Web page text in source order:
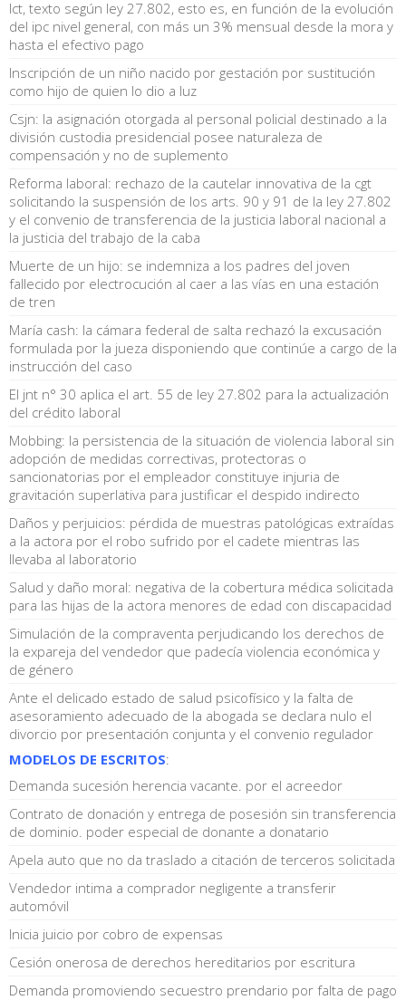
lct, texto según ley 27.802, esto es, en función de la evolución
del ipc nivel general, con más un 3% mensual desde la mora y
hasta el efectivo pago
Inscripción de un niño nacido por gestación por sustitución
como hijo de quien lo dio a luz
Csjn: la asignación otorgada al personal policial destinado a la
división custodia presidencial posee naturaleza de
compensación y no de suplemento
Reforma laboral: rechazo de la cautelar innovativa de la cgt
solicitando la suspensión de los arts. 90 y 91 de la ley 27.802
y el convenio de transferencia de la justicia laboral nacional a
la justicia del trabajo de la caba
Muerte de un hijo: se indemniza a los padres del joven
fallecido por electrocución al caer a las vías en una estación
de tren
María cash: la cámara federal de salta rechazó la excusación
formulada por la jueza disponiendo que continúe a cargo de la
instrucción del caso
El jnt n° 30 aplica el art. 55 de ley 27.802 para la actualización
del crédito laboral
Mobbing: la persistencia de la situación de violencia laboral sin
adopción de medidas correctivas, protectoras o
sancionatorias por el empleador constituye injuria de
gravitación superlativa para justificar el despido indirecto
Daños y perjuicios: pérdida de muestras patológicas extraídas
a la actora por el robo sufrido por el cadete mientras las
llevaba al laboratorio
Salud y daño moral: negativa de la cobertura médica solicitada
para las hijas de la actora menores de edad con discapacidad
Simulación de la compraventa perjudicando los derechos de
la expareja del vendedor que padecía violencia económica y
de género
Ante el delicado estado de salud psicofísico y la falta de
asesoramiento adecuado de la abogada se declara nulo el
divorcio por presentación conjunta y el convenio regulador
MODELOS DE ESCRITOS:
Demanda sucesión herencia vacante. por el acreedor
Contrato de donación y entrega de posesión sin transferencia
de dominio. poder especial de donante a donatario
Apela auto que no da traslado a citación de terceros solicitada
Vendedor intima a comprador negligente a transferir
automóvil
Inicia juicio por cobro de expensas
Cesión onerosa de derechos hereditarios por escritura
Demanda promoviendo secuestro prendario por falta de pago